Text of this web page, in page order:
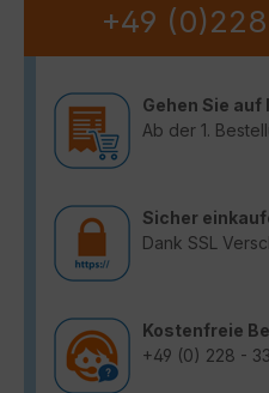
+49
Gehen Sie
Ab der 1.
Sicher
Dank SSL
Kostenfreie
+49 (0) 228 -